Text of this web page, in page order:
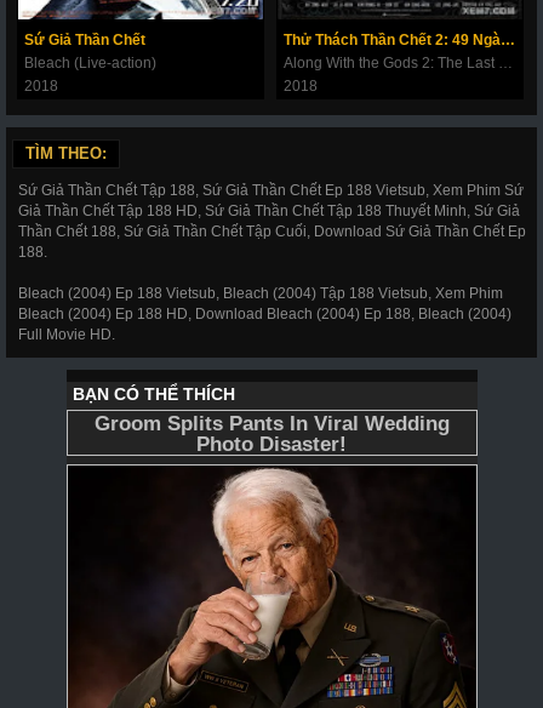
276 277 280 281 282
283 284 285 286 287 288 289
290
297 298 299 300 301 302 303
304 305 306 307 308 309 310
322 323 324 325 326 327 328
329 330 331 332 333 334 335
336 337 338 339 340 341 343
344 345 346 347 348 349 350
353 354
360 361 362
Sứ Giả Thần Chết
Bleach (Live-action)
2018
Thử Thách Thần Chết 2: 49 Ngày Cuối Cùng
2018
TÌM THEO:
Sứ Giả Thần Chết Tập 188, Sứ Giả Thần Chết Ep 188 Vietsub, Xem Phim Sứ
Giả Thần Chết Tập 188 HD, Sứ Giả Thần Chết Tập 188 Thuyết Minh, Sứ Giả
Thần Chết 188, Sứ Giả Thần Chết Tập Cuối, Download Sứ Giả Thần Chết Ep
188.
Bleach (2004) Ep 188 Vietsub, Bleach (2004) Tập 188 Vietsub, Xem Phim
Bleach (2004) Ep 188 HD, Download Bleach (2004) Ep 188, Bleach (2004)
Full Movie HD.